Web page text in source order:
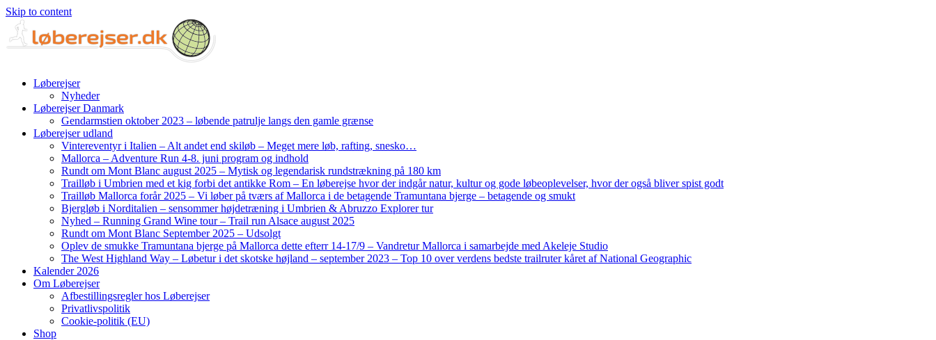
Skip to content
Løberejser
Nyheder
Løberejser Danmark
Gendarmstien oktober 2023 – løbende patrulje langs den gamle grænse
Løberejser udland
Vintereventyr i Italien – Alt andet end skiløb – Meget mere løb, rafting, snesko…
Mallorca – Adventure Run 4-8. juni program og indhold
Rundt om Mont Blanc august 2025 – Mytisk og legendarisk rundstrækning på 180 km
Trailløb i Umbrien med et kig forbi det antikke Rom – En løberejse hvor der indgår natur, kultur og gode løbeoplevelser, hvor der også bliver spist godt
Trailløb Mallorca forår 2025 – Vi løber på tværs af Mallorca i de betagende Tramuntana bjerge – betagende og smukt
Bjergløb i Norditalien – sensommer højdetræning i Umbrien & Abruzzo Explorer tur
Nyhed – Running Grand Wine tour – Trail run Alsace august 2025
Rundt om Mont Blanc September 2025 – Udsolgt
Oplev de smukke Tramuntana bjerge på Mallorca dette efterr 14-17/9 – Vandretur Mallorca i samarbejde med Akeleje Studio
The West Highland Way – Løbetur i det skotske højland – september 2023 – Top 10 over verdens bedste trailruter kåret af National Geographic
Kalender 2026
Om Løberejser
Afbestillingsregler hos Løberejser
Privatlivspolitik
Cookie-politik (EU)
Shop